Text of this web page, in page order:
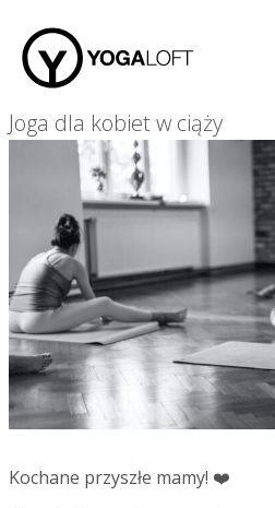
Joga dla kobiet w ciąży
Kochane przyszłe mamy! ❤️